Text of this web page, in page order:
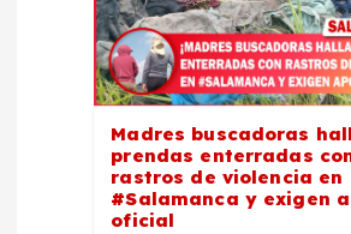
Madres buscadoras
prendas enterradas
rastros de violencia en
#Salamanca y exigen
oficial